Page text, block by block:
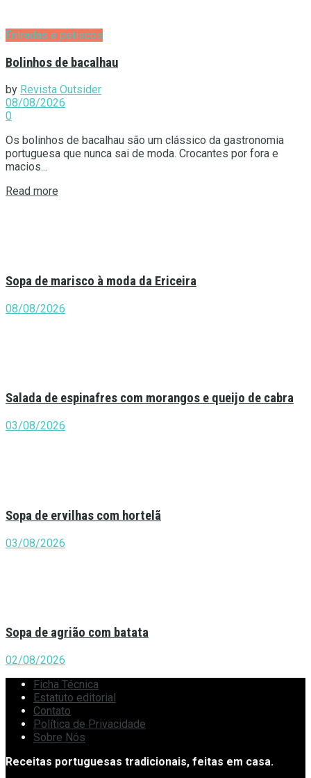
Entradas e petiscos
Bolinhos de bacalhau
by Revista Outsider
08/08/2026
0
Os bolinhos de bacalhau são um clássico da gastronomia
portuguesa que nunca sai de moda. Crocantes por fora e
macios...
Read more
Sopa de marisco à moda da Ericeira
08/08/2026
Salada de espinafres com morangos e queijo de cabra
03/08/2026
Sopa de ervilhas com hortelã
03/08/2026
Sopa de agrião com batata
02/08/2026
Ficha Técnica
Estatuto editorial
Contato
Política de Privacidade
Sobre Nós
Receitas portuguesas tradicionais, feitas em casa.